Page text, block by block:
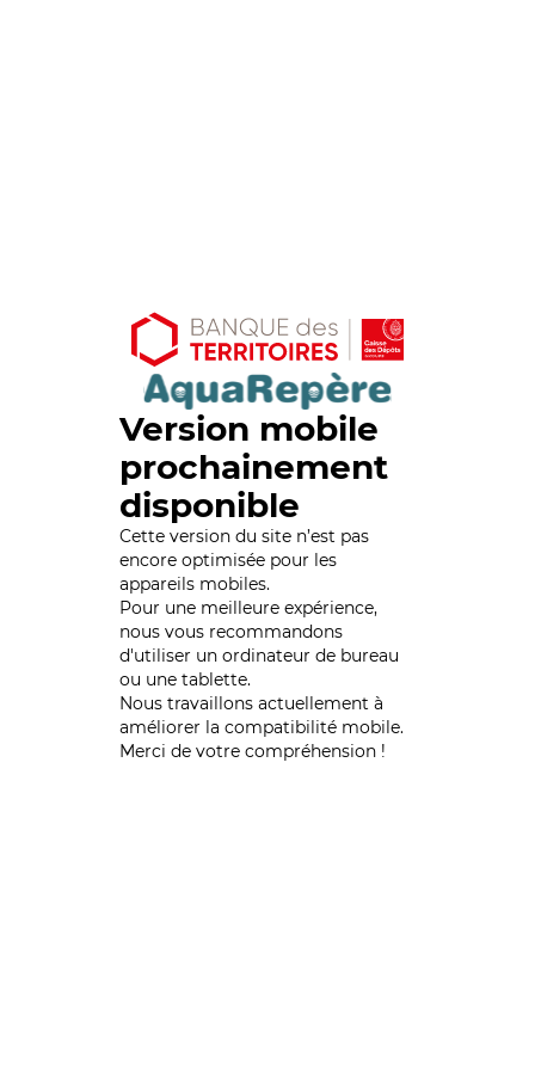
Version mobile
prochainement
disponible
Cette version du site n’est pas
encore optimisée pour les
appareils mobiles.
Pour une meilleure expérience,
nous vous recommandons
d'utiliser un ordinateur de bureau
ou une tablette.
Nous travaillons actuellement à
améliorer la compatibilité mobile.
Merci de votre compréhension !